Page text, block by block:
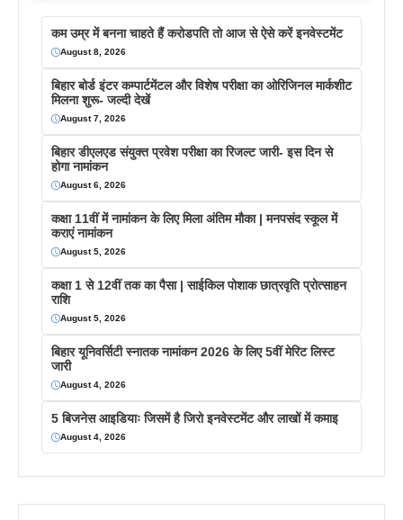
कम उम्र में बनना चाहते हैं करोडपति तो आज से ऐसे करें इनवेस्टमेंट
August 8, 2026
बिहार बोर्ड इंटर कम्पार्टमेंटल और विशेष परीक्षा का ओरिजिनल मार्कशीट
मिलना शुरू- जल्दी देखें
August 7, 2026
बिहार डीएलएड संयुक्त प्रवेश परीक्षा का रिजल्ट जारी- इस दिन से
होगा नामांकन
August 6, 2026
कक्षा 11वीं में नामांकन के लिए मिला अंतिम मौका | मनपसंद स्कूल में
कराएं नामांकन
August 5, 2026
कक्षा 1 से 12वीं तक का पैसा | साईकिल पोशाक छात्रवृति प्रोत्साहन
राशि
August 5, 2026
बिहार यूनिवर्सिटी स्नातक नामांकन 2026 के लिए 5वीं मेरिट लिस्ट
जारी
August 4, 2026
5 बिजनेस आइडियाः जिसमें है जिरो इनवेस्टमेंट और लाखों में कमाइ
August 4, 2026